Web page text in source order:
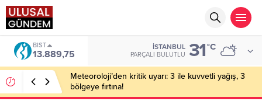
DOLAR
47,7046
İSTANBUL
PARÇALI BULUTLU 31°C
Bakan Gürlek’in eşine yönelik eylem hazırlığı: 2
şüpheli tutuklandı